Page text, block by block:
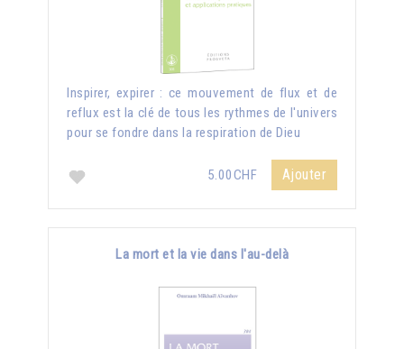
Inspirer, expirer : ce mouvement de flux et de
reflux est la clé de tous les rythmes de l'univers
pour se fondre dans la respiration de Dieu
5.00CHF Ajouter
La mort et la vie dans l'au-delà